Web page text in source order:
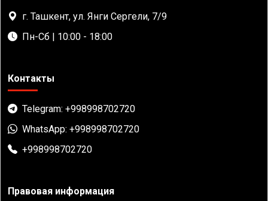
г. Ташкент, ул. Янги Сергели, 7/9
Пн-Сб | 10:00 - 18:00
Контакты
Telegram: +998998702720
WhatsApp: +998998702720
+998998702720
Правовая информация